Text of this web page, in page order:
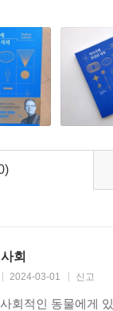
은 어떤 자 세를
회
2024-03-01 신고
회적인 동물에게